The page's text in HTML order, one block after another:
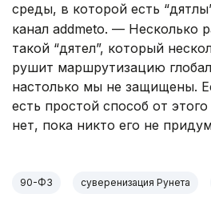
среды, в которой есть
канал addmeto. — Несколько
такой “дятел”, который
рушит маршрутизацию
настолько мы не защищены.
есть простой способ от
нет, пока никто его не
90-ФЗ суверенизация Рунета